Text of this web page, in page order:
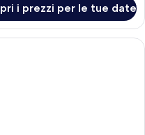
i prezzi per le tue date
camera d'albergo con un letto